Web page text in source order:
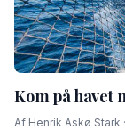
Kom på havet
Af Henrik Askø Stark